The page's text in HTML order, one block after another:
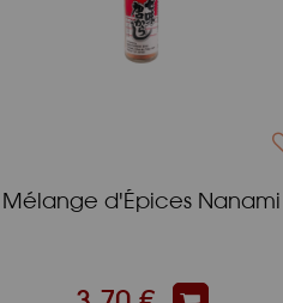
Mélange d'Épices Nanami